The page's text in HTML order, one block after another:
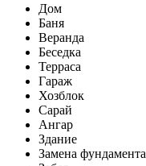
Дом
Баня
Веранда
Беседка
Терраса
Гараж
Хозблок
Сарай
Ангар
Здание
Замена фундамента